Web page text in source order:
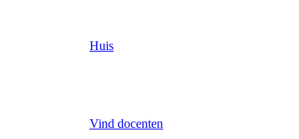
Huis
Vind docenten